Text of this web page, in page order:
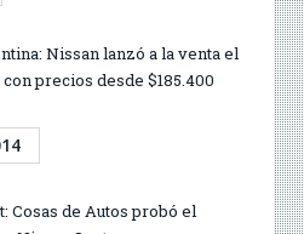
Nissan lanzó a la venta el
precios desde $185.400
Cosas de Autos probó el